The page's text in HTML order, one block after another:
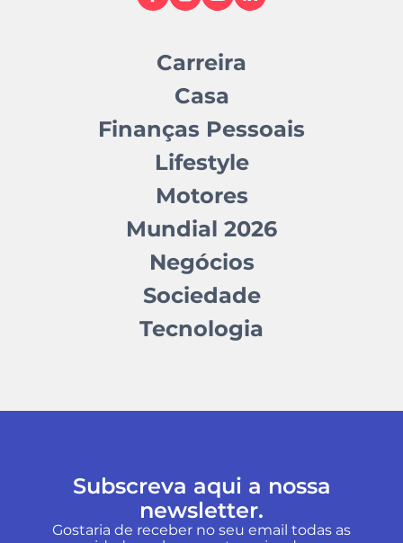
Carreira
Casa
Finanças Pessoais
Lifestyle
Motores
Mundial 2026
Negócios
Sociedade
Tecnologia
Subscreva aqui a nossa
newsletter.
Gostaria de receber no seu email todas as